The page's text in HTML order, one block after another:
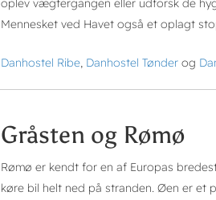
oplev vægtergangen eller udforsk de
Mennesket ved Havet også et oplagt
Danhostel Ribe, Danhostel Tønder og
Gråsten og Rømø
Rømø er kendt for en af Europas
køre bil helt ned på stranden. Øen er et